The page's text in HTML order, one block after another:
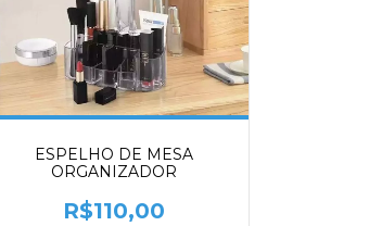
ESPELHO DE MESA
ORGANIZADOR
R$110,00